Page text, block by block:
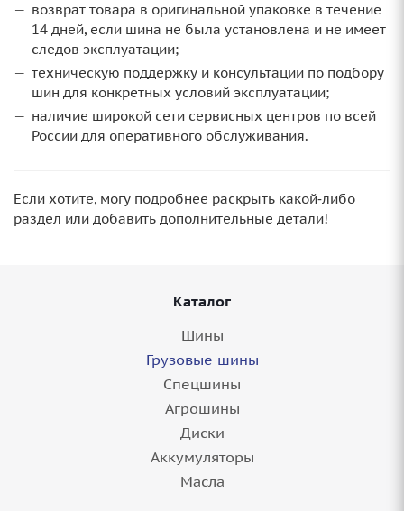
возврат товара в оригинальной упаковке в течение
14 дней, если шина не была установлена и не имеет
следов эксплуатации;
техническую поддержку и консультации по подбору
шин для конкретных условий эксплуатации;
наличие широкой сети сервисных центров по всей
России для оперативного обслуживания.
Если хотите, могу подробнее раскрыть какой‑либо
раздел или добавить дополнительные детали!
Каталог
Шины
Грузовые шины
Спецшины
Агрошины
Диски
Аккумуляторы
Масла